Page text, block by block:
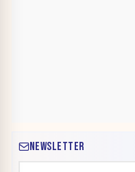
NEWSLETTER